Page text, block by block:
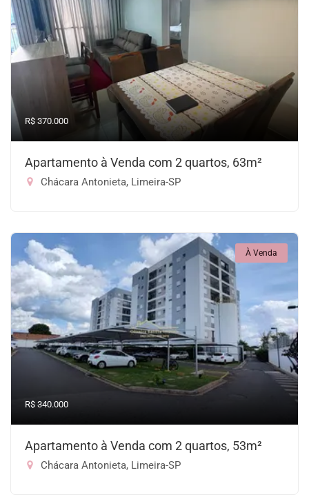
R$ 370.000
Apartamento à Venda com 2 quartos, 63m²
Chácara Antonieta, Limeira-SP
À Venda
R$ 340.000
Apartamento à Venda com 2 quartos, 53m²
Chácara Antonieta, Limeira-SP